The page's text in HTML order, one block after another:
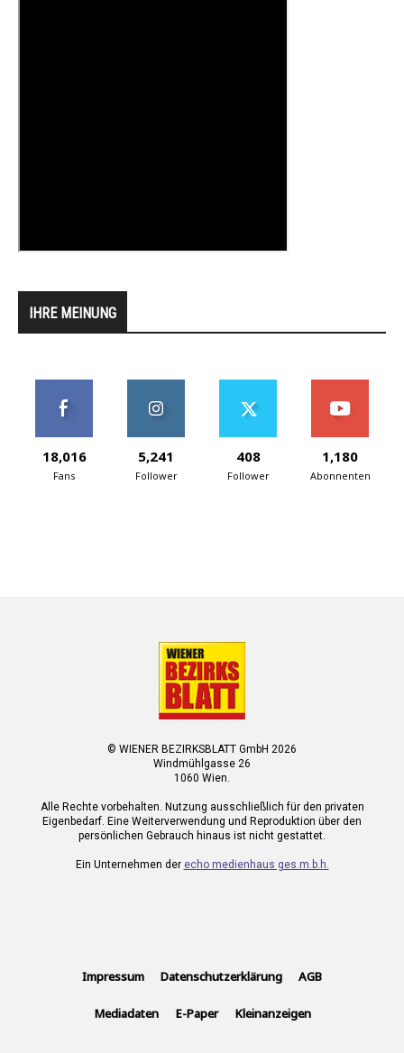
IHRE MEINUNG
18,016
Fans
5,241
Follower
408
Follower
1,180
Abonnenten
© WIENER BEZIRKSBLATT GmbH 2026
Windmühlgasse 26
1060 Wien.
Alle Rechte vorbehalten. Nutzung ausschließlich für den privaten
Eigenbedarf. Eine Weiterverwendung und Reproduktion über den
persönlichen Gebrauch hinaus ist nicht gestattet.
Ein Unternehmen der echo medienhaus ges.m.b.h.
Impressum Datenschutzerklärung AGB
Mediadaten E-Paper Kleinanzeigen